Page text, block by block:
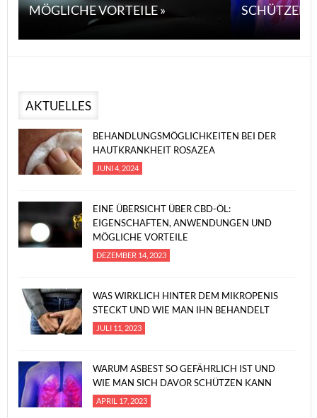
MÖGLICHE VORTEILE »
SCHÜTZEN
AKTUELLES
BEHANDLUNGSMÖGLICHKEITEN BEI DER
HAUTKRANKHEIT ROSAZEA
JUNI 4, 2024
EINE ÜBERSICHT ÜBER CBD-ÖL:
EIGENSCHAFTEN, ANWENDUNGEN UND
MÖGLICHE VORTEILE
DEZEMBER 14, 2023
WAS WIRKLICH HINTER DEM MIKROPENIS
STECKT UND WIE MAN IHN BEHANDELT
JULI 11, 2023
WARUM ASBEST SO GEFÄHRLICH IST UND
WIE MAN SICH DAVOR SCHÜTZEN KANN
APRIL 17, 2023